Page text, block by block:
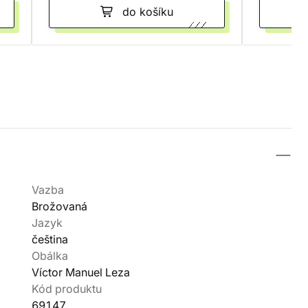
do košíku
Vazba
Brožovaná
Jazyk
čeština
Obálka
Víctor Manuel Leza
Kód produktu
69147